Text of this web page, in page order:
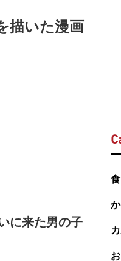
描いた漫画
に来た男の子
食